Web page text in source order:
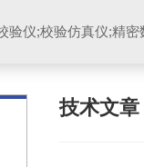
技术文章